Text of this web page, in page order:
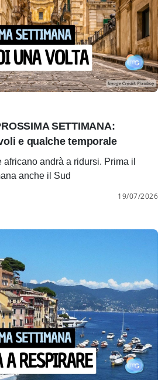
SETTIMANA:
e qualche temporale
andrà a ridursi. Prima il
anche il Sud
19/07/2026